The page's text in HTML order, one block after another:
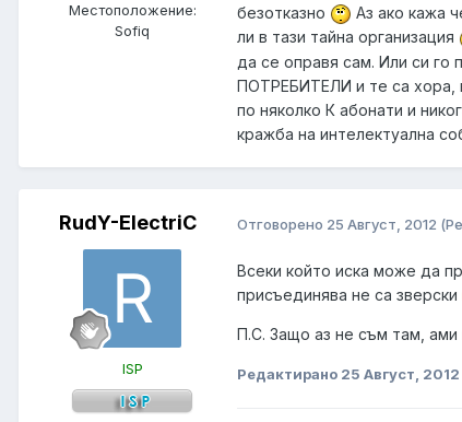
Местоположение:
Sofiq
безотказно
Аз ако кажа
ли в тази тайна организация
да се оправя сам. Или си
ПОТРЕБИТЕЛИ и те са хора,
по няколко К абонати и
кражба на интелектуална
RudY-ElectriC
ISP
Отговорено 25 Август, 2012
Всеки който иска може да
присъединява не са зверски
П.С. Защо аз не съм там, ами
Редактирано 25 Август, 2012